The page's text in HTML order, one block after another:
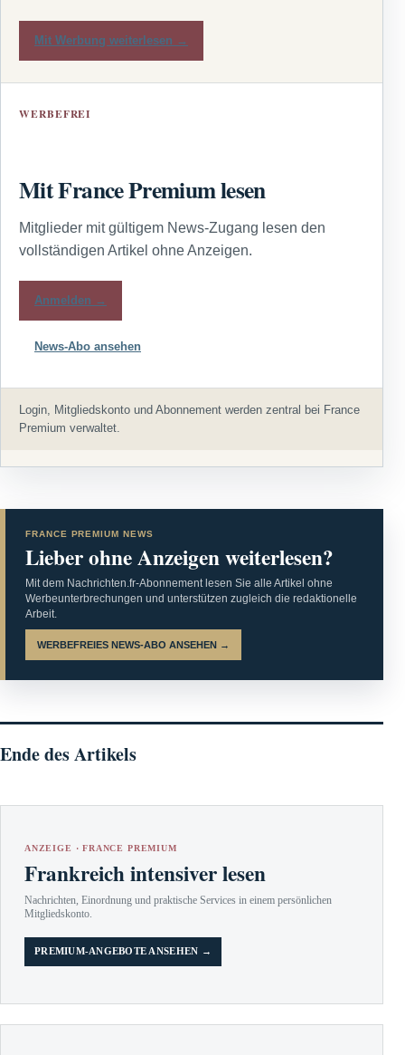
Mit Werbung weiterlesen →
WERBEFREI
Mit France Premium lesen
Mitglieder mit gültigem News-Zugang lesen den
vollständigen Artikel ohne Anzeigen.
Anmelden →
News-Abo ansehen
Login, Mitgliedskonto und Abonnement werden zentral bei France
Premium verwaltet.
FRANCE PREMIUM NEWS
Lieber ohne Anzeigen weiterlesen?
Mit dem Nachrichten.fr-Abonnement lesen Sie alle Artikel ohne
Werbeunterbrechungen und unterstützen zugleich die redaktionelle
Arbeit.
WERBEFREIES NEWS-ABO ANSEHEN →
Ende des Artikels
ANZEIGE · FRANCE PREMIUM
Frankreich intensiver lesen
Nachrichten, Einordnung und praktische Services in einem persönlichen
Mitgliedskonto.
PREMIUM-ANGEBOTE ANSEHEN →